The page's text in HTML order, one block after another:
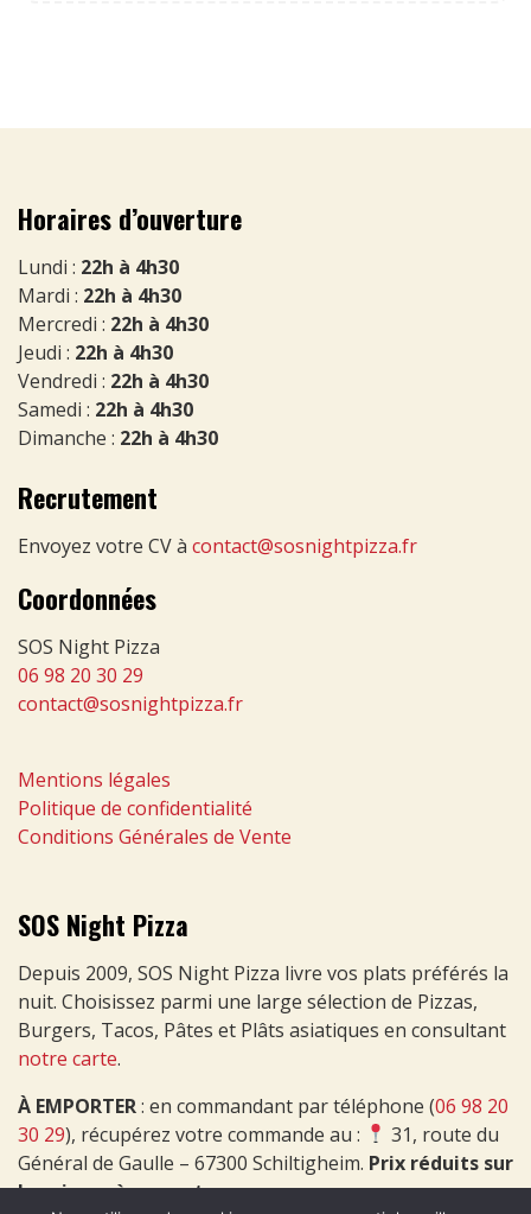
Horaires d’ouverture
Lundi : 22h à 4h30
Mardi : 22h à 4h30
Mercredi : 22h à 4h30
Jeudi : 22h à 4h30
Vendredi : 22h à 4h30
Samedi : 22h à 4h30
Dimanche : 22h à 4h30
Recrutement
Envoyez votre CV à contact@sosnightpizza.fr
Coordonnées
SOS Night Pizza
06 98 20 30 29
contact@sosnightpizza.fr
Mentions légales
Politique de confidentialité
Conditions Générales de Vente
SOS Night Pizza
Depuis 2009, SOS Night Pizza livre vos plats préférés la
nuit. Choisissez parmi une large sélection de Pizzas,
Burgers, Tacos, Pâtes et Plâts asiatiques en consultant
notre carte.
À EMPORTER: en commandant par téléphone (06 98 20
30 29), récupérez votre commande au :
31, route du
Général de Gaulle – 67300 Schiltigheim. Prix réduits sur
les pizzas à emporter.